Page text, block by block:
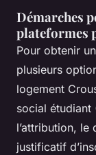
Démarches
plateformes
Pour obtenir un
plusieurs
logement
social étudiant
l’attribution,
justificatif